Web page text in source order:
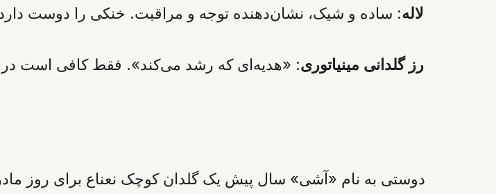
لاله: ساده و شیک، نشان‌دهنده توجه و مراقبت. خنکی را دوست دارد
رز گلدانی مینیاتوری: «هدیه‌ای که رشد می‌کند». فقط کافی است در
دوستی به نام «آشی» سال پیش یک گلدان کوچک نعناع برای روز